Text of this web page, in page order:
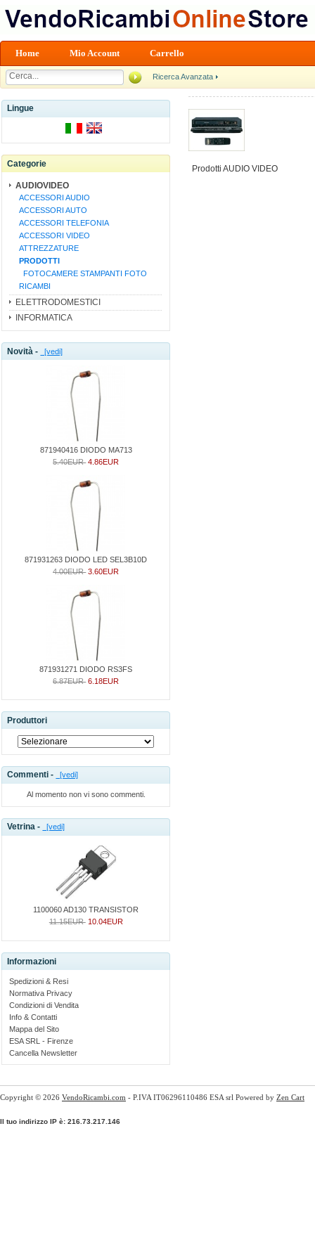
Home Mio Account Carrello
Ricerca Avanzata
Lingue
Categorie
AUDIOVIDEO
ACCESSORI AUDIO
ACCESSORI AUTO
ACCESSORI TELEFONIA
ACCESSORI VIDEO
ATTREZZATURE
PRODOTTI
FOTOCAMERE STAMPANTI FOTO
RICAMBI
ELETTRODOMESTICI
INFORMATICA
Novità - [vedi]
871940416 DIODO MA713
5.40EUR 4.86EUR
871931263 DIODO LED SEL3B10D
4.00EUR 3.60EUR
871931271 DIODO RS3FS
6.87EUR 6.18EUR
Produttori
Commenti - [vedi]
Al momento non vi sono commenti.
Vetrina - [vedi]
1100060 AD130 TRANSISTOR
11.15EUR 10.04EUR
Informazioni
Spedizioni & Resi
Normativa Privacy
Condizioni di Vendita
Info & Contatti
Mappa del Sito
ESA SRL - Firenze
Cancella Newsletter
Prodotti AUDIO VIDEO
Copyright © 2026 VendoRicambi.com - P.IVA IT06296110486 ESA srl Powered by Zen Cart
Il tuo indirizzo IP è: 216.73.217.146